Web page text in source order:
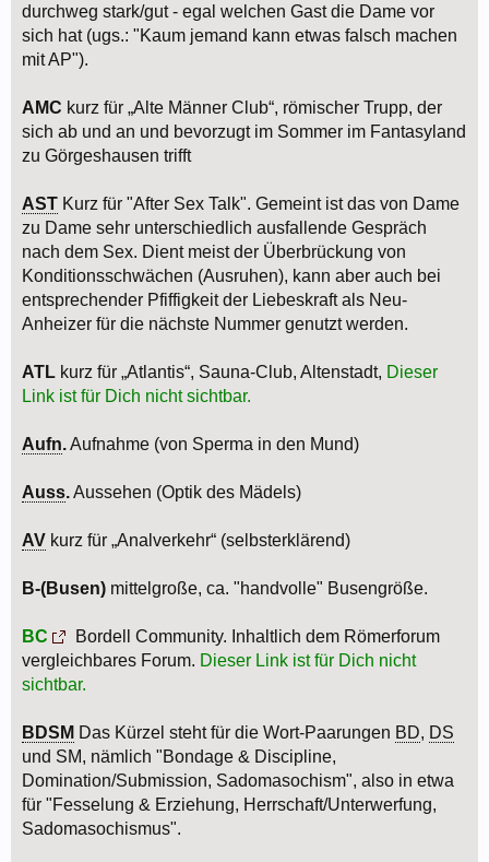
durchweg stark/gut - egal welchen Gast die Dame vor
sich hat (ugs.: "Kaum jemand kann etwas falsch machen
mit AP").
AMC kurz für „Alte Männer Club“, römischer Trupp, der
sich ab und an und bevorzugt im Sommer im Fantasyland
zu Görgeshausen trifft
AST Kurz für "After Sex Talk". Gemeint ist das von Dame
zu Dame sehr unterschiedlich ausfallende Gespräch
nach dem Sex. Dient meist der Überbrückung von
Konditionsschwächen (Ausruhen), kann aber auch bei
entsprechender Pfiffigkeit der Liebeskraft als Neu-
Anheizer für die nächste Nummer genutzt werden.
ATL kurz für „Atlantis“, Sauna-Club, Altenstadt, Dieser
Link ist für Dich nicht sichtbar.
Aufn.Aufnahme (von Sperma in den Mund)
Auss.Aussehen (Optik des Mädels)
AV kurz für „Analverkehr“ (selbsterklärend)
B-(Busen) mittelgroße, ca. "handvolle" Busengröße.
BC
Bordell Community. Inhaltlich dem Römerforum
vergleichbares Forum. Dieser Link ist für Dich nicht
sichtbar.
BDSM Das Kürzel steht für die Wort-Paarungen BD, DS
und SM, nämlich "Bondage & Discipline,
Domination/Submission, Sadomasochism", also in etwa
für "Fesselung & Erziehung, Herrschaft/Unterwerfung,
Sadomasochismus".